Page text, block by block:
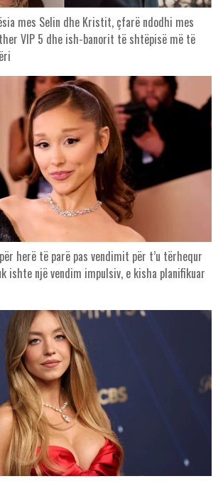
mes Selin dhe Kristit, çfarë ndodhi mes
VIP 5 dhe ish-banorit të shtëpisë më të
herë të parë pas vendimit për t’u tërhequr
ishte një vendim impulsiv, e kisha planifikuar